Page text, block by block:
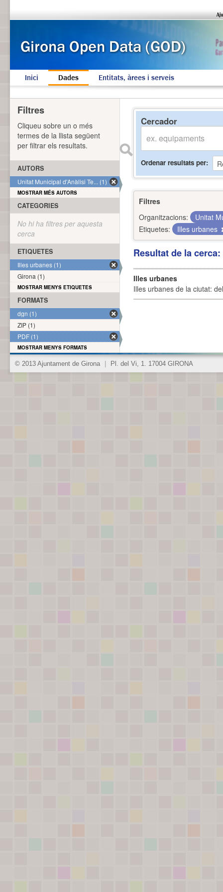
Inici Dades Entitats, àrees i serveis
Cercador
Ordenar resultats per
Filtres
Organitzacions:
Unitat
Etiquetes:
Illes urbanes
Resultat de la
Illes urbanes
Illes urbanes de la ciutat:
Filtres
Cliqueu sobre un o més
termes de la llista següent
per filtrar els resultats.
AUTORS
Unitat Municipal d'Anàlisi Te... (1)
MOSTRAR MÉS AUTORS
CATEGORIES
No hi ha filtres per aquesta
cerca
ETIQUETES
Illes urbanes (1)
Girona (1)
MOSTRAR MENYS ETIQUETES
FORMATS
dgn (1)
ZIP (1)
PDF (1)
MOSTRAR MENYS FORMATS
© 2013 Ajuntament de Girona Pl. del Vi, 1. 17004 GIRONA